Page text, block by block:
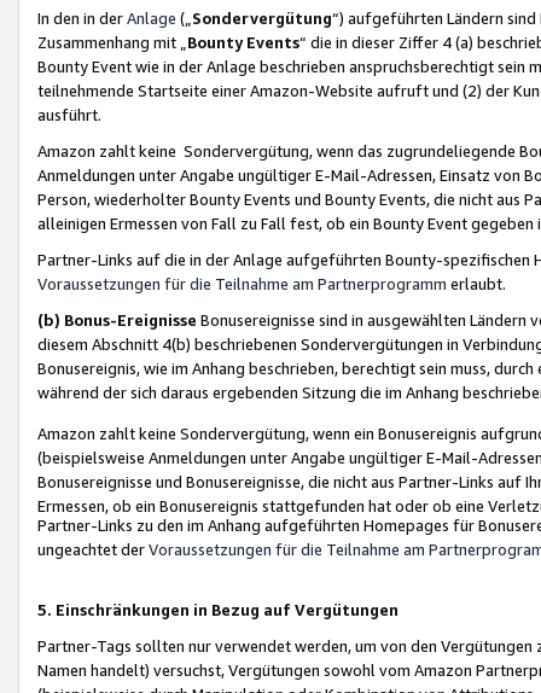
In den in derAnlage („ Sondervergütung“) aufgeführten Ländern
Zusammenhang mit „ Bounty Events“ die in dieser Ziffer 4 (a)
Bounty Event wie in der Anlage beschrieben anspruchsberechtigt sein
teilnehmende Startseite einer Amazon-Website aufruft und (2) der
ausführt.
Amazon zahlt keine Sondervergütung, wenn das zugrundeliegende
Anmeldungen unter Angabe ungültiger E-Mail-Adressen, Einsatz von
Person, wiederholter Bounty Events und Bounty Events, die nicht
alleinigen Ermessen von Fall zu Fall fest, ob ein Bounty Event
Partner-Links auf die in der Anlage aufgeführten Bounty-spezifischen
Voraussetzungen für die Teilnahme am Partnerprogramm erlaubt.
(b) Bonus-Ereignisse Bonusereignisse sind in ausgewählten Ländern
diesem Abschnitt 4(b) beschriebenen Sondervergütungen in
Bonusereignis, wie im Anhang beschrieben, berechtigt sein muss,
während der sich daraus ergebenden Sitzung die im Anhang
Amazon zahlt keine Sondervergütung, wenn ein Bonusereignis
(beispielsweise Anmeldungen unter Angabe ungültiger E-Mail-
Bonusereignisse und Bonusereignisse, die nicht aus Partner-Links auf
Ermessen, ob ein Bonusereignis stattgefunden hat oder ob eine
Partner-Links zu den im Anhang aufgeführten Homepages für
ungeachtet derVoraussetzungen für die Teilnahme am
5. Einschränkungen in Bezug auf Vergütungen
Partner-Tags sollten nur verwendet werden, um von den
Namen handelt) versuchst, Vergütungen sowohl vom Amazon